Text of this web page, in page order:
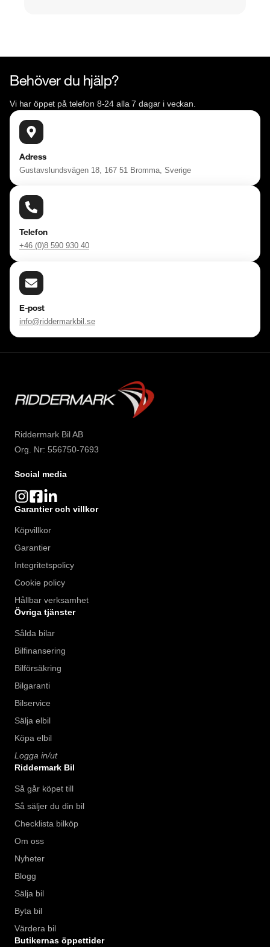
Behöver du hjälp?
Vi har öppet på telefon 8-24 alla 7 dagar i veckan.
Adress
Gustavslundsvägen 18, 167 51 Bromma, Sverige
Telefon
+46 (0)8 590 930 40
E-post
info@riddermarkbil.se
Riddermark Bil AB
Org. Nr: 556750-7693
Social media
Garantier och villkor
Köpvillkor
Garantier
Integritetspolicy
Cookie policy
Hållbar verksamhet
Övriga tjänster
Sålda bilar
Bilfinansering
Bilförsäkring
Bilgaranti
Bilservice
Sälja elbil
Köpa elbil
Logga in/ut
Riddermark Bil
Så går köpet till
Så säljer du din bil
Checklista bilköp
Om oss
Nyheter
Blogg
Sälja bil
Byta bil
Värdera bil
Butikernas öppettider